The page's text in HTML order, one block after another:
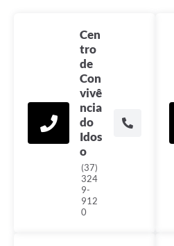
Cen
tro
de
Con
vivê
ncia
do
Idos
o
(37)
324
9-
912
0